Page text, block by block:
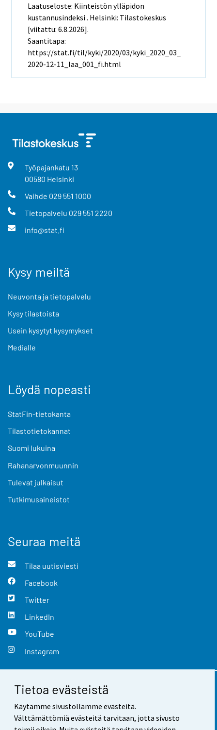
Tietoa evästeistä
Käytämme sivustollamme evästeitä.
Välttämättömiä evästeitä tarvitaan, jotta sivusto
Laatuseloste: Kiinteistön ylläpidon
kustannusindeksi . Helsinki: Tilastokeskus
[viitattu: 6.8.2026].
Saantitapa:
https://stat.fi/til/kyki/2020/03/kyki_2020_03_
2020-12-11_laa_001_fi.html
Työpajankatu 13
00580 Helsinki
Vaihde 029 551 1000
Tietopalvelu 029 551 2220
info@stat.fi
Kysy meiltä
Neuvonta ja tietopalvelu
Kysy tilastoista
Usein kysytyt kysymykset
Medialle
Löydä nopeasti
StatFin-tietokanta
Tilastotietokannat
Suomi lukuina
Rahanarvonmuunnin
Tulevat julkaisut
Tutkimusaineistot
Seuraa meitä
Tilaa uutisviesti
Facebook
Twitter
LinkedIn
YouTube
Instagram
Yhteystiedot
Palaute